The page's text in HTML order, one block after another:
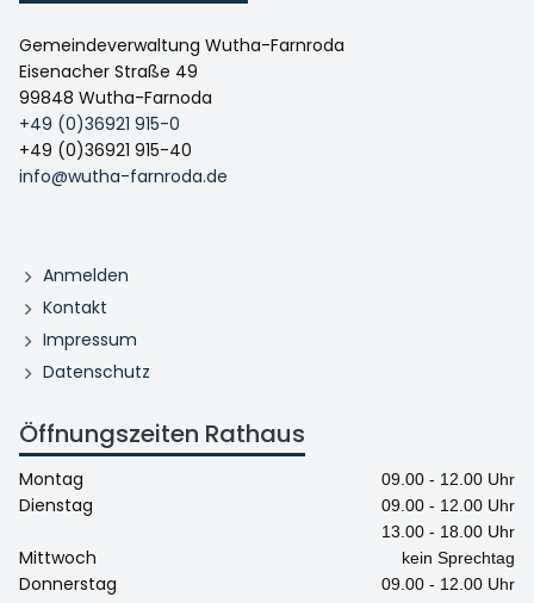
Gemeindeverwaltung Wutha-Farnroda
Eisenacher Straße 49
99848 Wutha-Farnoda
+49 (0)36921 915-0
+49 (0)36921 915-40
info@wutha-farnroda.de
Anmelden
Kontakt
Impressum
Datenschutz
Öffnungszeiten Rathaus
Montag 09.00 - 12.00 Uhr
Dienstag
09.00 - 12.00 Uhr
13.00 - 18.00 Uhr
Mittwoch kein Sprechtag
Donnerstag
09.00 - 12.00 Uhr